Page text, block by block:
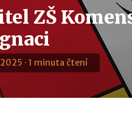
ZŠ
· 1 minuta čtení